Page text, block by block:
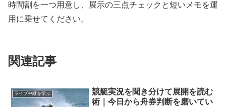
時間割を一つ用意し、展示の三点チェックと短いメモを運
用に乗せてください。
関連記事
ライブ中継を学ぶ
競艇実況を聞き分けて展開を読む
術｜今日から舟券判断を磨いてい